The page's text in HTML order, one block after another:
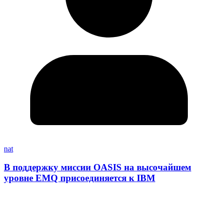
nat
В поддержку миссии OASIS на высочайшем
уровне EMQ присоединяется к IBM